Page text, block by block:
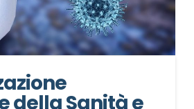
della Sanità e